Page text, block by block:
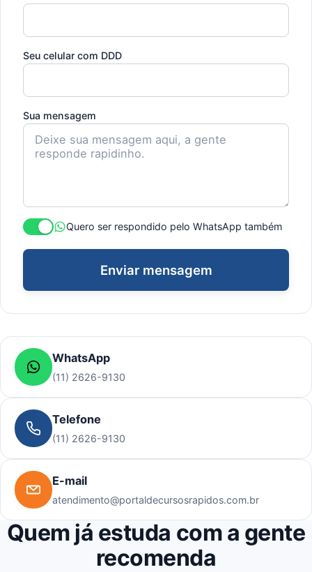
Seu celular com DDD
Sua mensagem
Quero ser respondido pelo WhatsApp também
Enviar mensagem
WhatsApp
(11) 2626-9130
Telefone
(11) 2626-9130
E-mail
atendimento@portaldecursosrapidos.com.br
Quem já estuda com a gente
recomenda